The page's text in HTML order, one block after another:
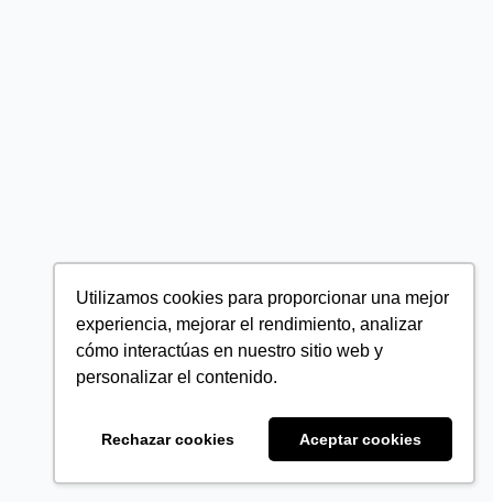
Utilizamos cookies para proporcionar una mejor
experiencia, mejorar el rendimiento, analizar
cómo interactúas en nuestro sitio web y
personalizar el contenido.
Rechazar cookies Aceptar cookies